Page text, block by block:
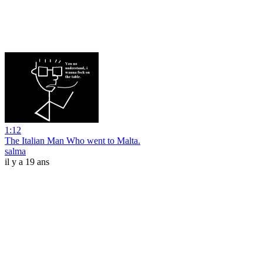
1:12
The Italian Man Who went to Malta.
salma
il y a 19 ans